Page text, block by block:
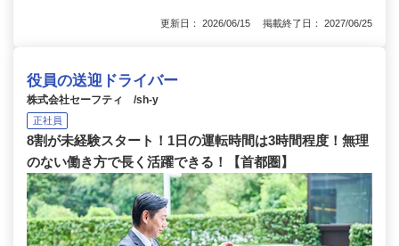
更新日： 2026/06/15 掲載終了日： 2027/06/25
役員の送迎ドライバー
株式会社セーフティ /sh-y
正社員
8割が未経験スタート！1日の運転時間は3時間程度！無理
のない働き方で長く活躍できる！【首都圏】